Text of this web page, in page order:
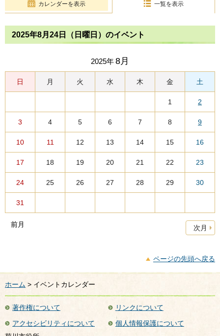
カレンダーを表示 一覧を表示
2025年8月24日（日曜日）のイベント
2025年8月
日 月 火 水 木 金 土
1 2
3 4 5 6 7 8 9
10 11 12 13 14 15 16
17 18 19 20 21 22 23
24 25 26 27 28 29 30
31
前月 次月
ページの先頭へ戻る
ホーム > イベントカレンダー
著作権について
リンクについて
アクセシビリティについて
個人情報保護について